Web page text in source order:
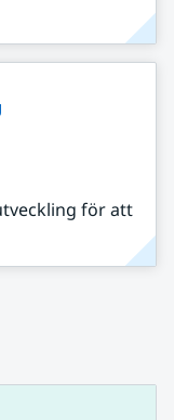
för att